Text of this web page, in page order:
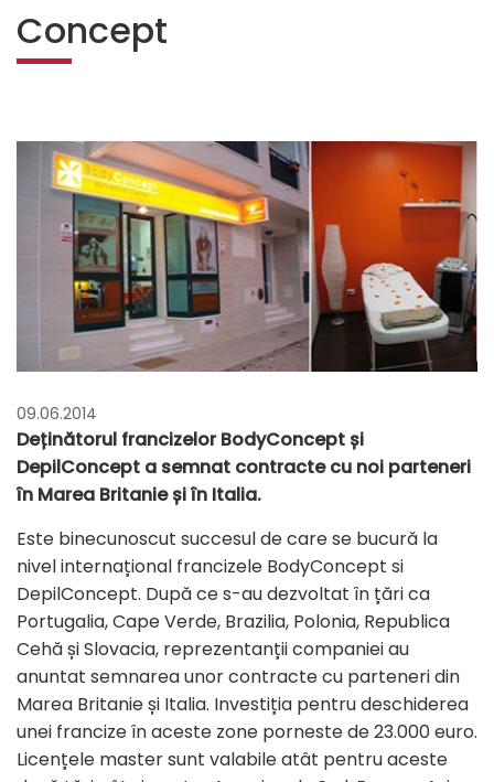
Concept
09.06.2014
Deținătorul francizelor BodyConcept și
DepilConcept a semnat contracte cu noi parteneri
în Marea Britanie și în Italia.
Este binecunoscut succesul de care se bucură la
nivel internațional francizele BodyConcept si
DepilConcept. După ce s-au dezvoltat în țări ca
Portugalia, Cape Verde, Brazilia, Polonia, Republica
Cehă și Slovacia, reprezentanții companiei au
anuntat semnarea unor contracte cu parteneri din
Marea Britanie și Italia. Investiția pentru deschiderea
unei francize în aceste zone porneste de 23.000 euro.
Licențele master sunt valabile atât pentru aceste